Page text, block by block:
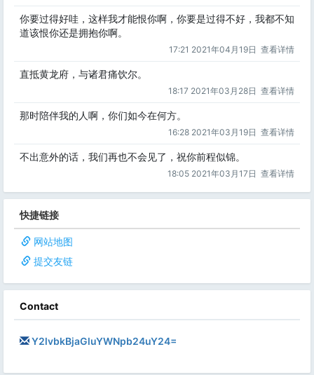
你要过得好哇，这样我才能恨你啊，你要是过得不好，我都不知
道该恨你还是拥抱你啊。
17:21 2021年04月19日 查看详情
直抵黄龙府，与诸君痛饮尔。
18:17 2021年03月28日 查看详情
那时陪伴我的人啊，你们如今在何方。
16:28 2021年03月19日 查看详情
不出意外的话，我们再也不会见了，祝你前程似锦。
18:05 2021年03月17日 查看详情
快捷链接
网站地图
提交友链
Contact
Y2lvbkBjaGluYWNpb24uY24=